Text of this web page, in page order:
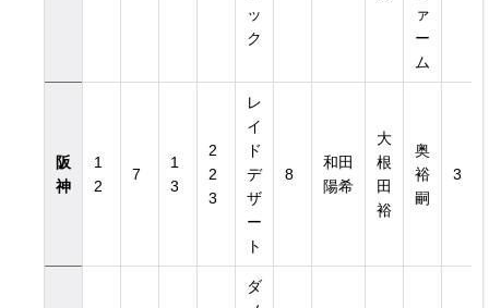
ッ
ク
ァ
ー
ム
阪
神
1
2
7
1
3
2
2
3
レ
イ
ド
デ
ザ
ー
ト
8
和田
陽希
大
根
田
裕
奥
裕
嗣
3
ダ